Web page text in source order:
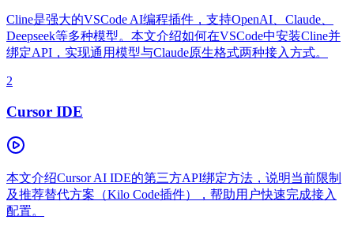
Cline是强大的VSCode AI编程插件，支持OpenAI、Claude、
Deepseek等多种模型。本文介绍如何在VSCode中安装Cline并
绑定API，实现通用模型与Claude原生格式两种接入方式。
2
Cursor IDE
本文介绍Cursor AI IDE的第三方API绑定方法，说明当前限制
及推荐替代方案（Kilo Code插件），帮助用户快速完成接入
配置。